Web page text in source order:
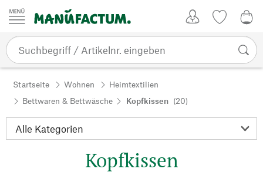
Zum Inhalt springen
Startseite Wohnen
Heimtextilien
Bettwaren & Bettwäsche
Kopfkissen (20)
Kopfkissen